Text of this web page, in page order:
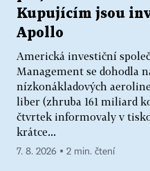
Kupujícím jsou
Apollo
Americká investiční
Management se dohodla
nízkonákladových
liber (zhruba 161 miliard
čtvrtek informovaly v
krátce...
7. 8. 2026 ▪ 2 min. čtení